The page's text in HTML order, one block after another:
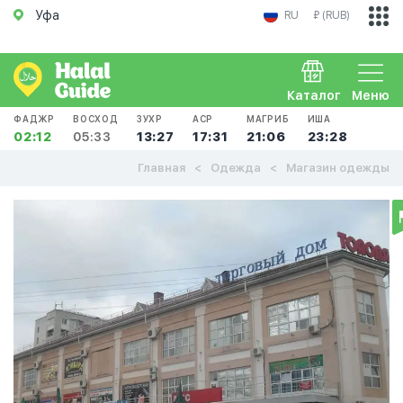
Уфа RU ₽ (RUB)
Меню
Каталог
ФАДЖР
02:12
ВОСХОД
05:33
ЗУХР
13:27
АСР
17:31
МАГРИБ
21:06
ИША
23:28
Главная Одежда Магазин одежды